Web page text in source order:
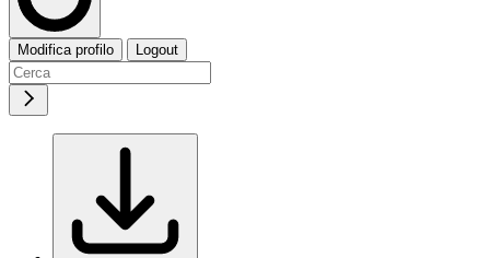
Modifica profilo Logout